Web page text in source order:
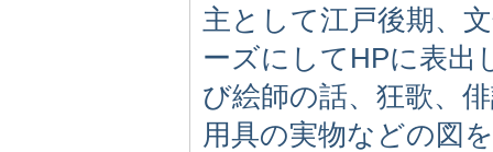
主として江戸後期、
ーズにしてHPに表出
び絵師の話、狂歌、
用具の実物などの図